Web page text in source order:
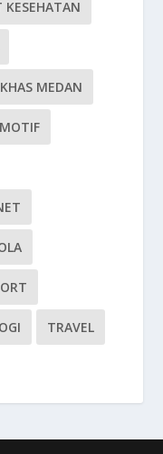
KESEHATAN
MEDAN
TRAVEL